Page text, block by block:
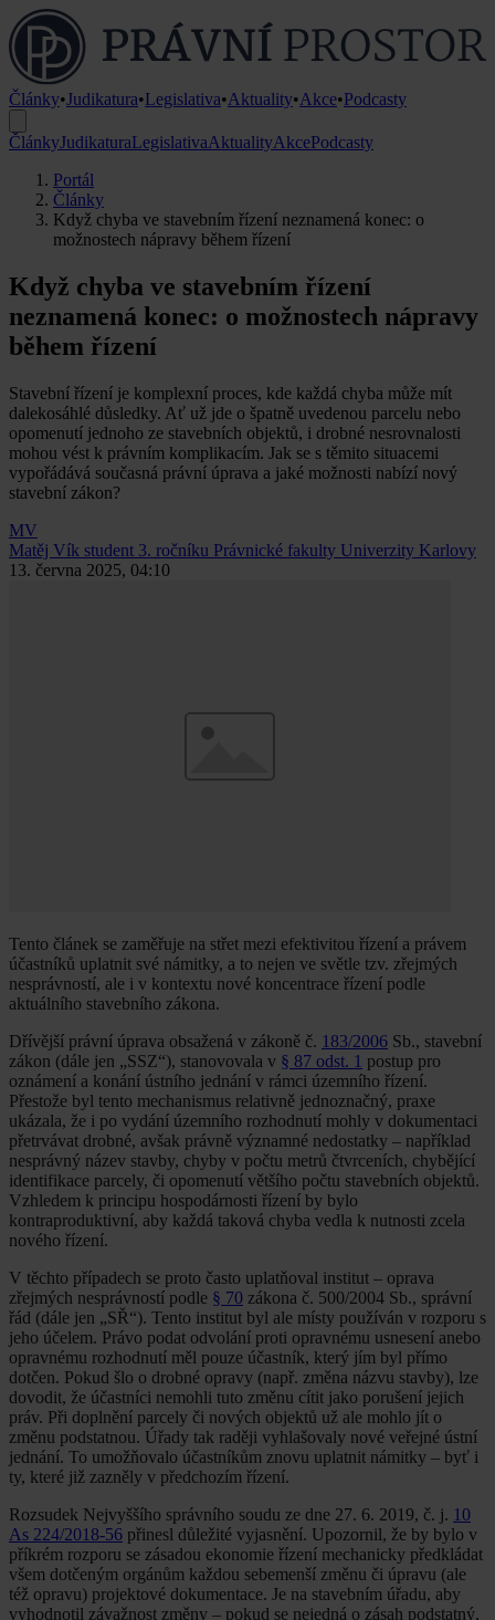
Články•Judikatura•Legislativa•Aktuality•Akce•Podcasty
ČlánkyJudikaturaLegislativaAktualityAkcePodcasty
Portál
Články
Když chyba ve stavebním řízení neznamená konec: o
možnostech nápravy během řízení
Když chyba ve stavebním řízení
neznamená konec: o možnostech nápravy
během řízení
Stavební řízení je komplexní proces, kde každá chyba může mít
dalekosáhlé důsledky. Ať už jde o špatně uvedenou parcelu nebo
opomenutí jednoho ze stavebních objektů, i drobné nesrovnalosti
mohou vést k právním komplikacím. Jak se s těmito situacemi
vypořádává současná právní úprava a jaké možnosti nabízí nový
stavební zákon?
MV
Matěj Vík student 3. ročníku Právnické fakulty Univerzity Karlovy
13. června 2025, 04:10
Tento článek se zaměřuje na střet mezi efektivitou řízení a právem
účastníků uplatnit své námitky, a to nejen ve světle tzv. zřejmých
nesprávností, ale i v kontextu nové koncentrace řízení podle
aktuálního stavebního zákona.
Dřívější právní úprava obsažená v zákoně č. 183/2006 Sb., stavební
zákon (dále jen „SSZ“), stanovovala v § 87 odst. 1 postup pro
oznámení a konání ústního jednání v rámci územního řízení.
Přestože byl tento mechanismus relativně jednoznačný, praxe
ukázala, že i po vydání územního rozhodnutí mohly v dokumentaci
přetrvávat drobné, avšak právně významné nedostatky – například
nesprávný název stavby, chyby v počtu metrů čtvrceních, chybějící
identifikace parcely, či opomenutí většího počtu stavebních objektů.
Vzhledem k principu hospodárnosti řízení by bylo
kontraproduktivní, aby každá taková chyba vedla k nutnosti zcela
nového řízení.
V těchto případech se proto často uplatňoval institut – oprava
zřejmých nesprávností podle § 70 zákona č. 500/2004 Sb., správní
řád (dále jen „SŘ“). Tento institut byl ale místy používán v rozporu s
jeho účelem. Právo podat odvolání proti opravnému usnesení anebo
opravnému rozhodnutí měl pouze účastník, který jím byl přímo
dotčen. Pokud šlo o drobné opravy (např. změna názvu stavby), lze
dovodit, že účastníci nemohli tuto změnu cítit jako porušení jejich
práv. Při doplnění parcely či nových objektů už ale mohlo jít o
změnu podstatnou. Úřady tak raději vyhlašovaly nové veřejné ústní
jednání. To umožňovalo účastníkům znovu uplatnit námitky – byť i
ty, které již zazněly v předchozím řízení.
Rozsudek Nejvyššího správního soudu ze dne 27. 6. 2019, č. j. 10
As 224/2018-56 přinesl důležité vyjasnění. Upozornil, že by bylo v
příkrém rozporu se zásadou ekonomie řízení mechanicky předkládat
všem dotčeným orgánům každou sebemenší změnu či úpravu (ale
též opravu) projektové dokumentace. Je na stavebním úřadu, aby
vyhodnotil závažnost změny – pokud se nejedná o zásah podstatný,